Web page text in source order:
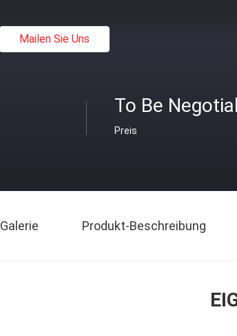
Mailen Sie Uns
To Be
Preis
Galerie Produkt-Beschreibung